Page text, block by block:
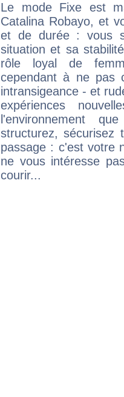
Le mode Fixe est
Catalina Robayo, et
et de durée : vous
situation et sa
rôle loyal de
cependant à ne pas
intransigeance - et
expériences
l'environnement
structurez, sécurisez
passage : c'est votre
ne vous intéresse
courir...